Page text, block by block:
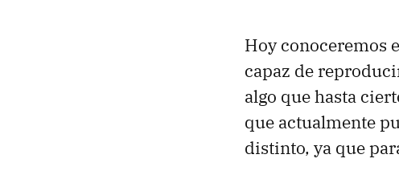
Hoy conoceremos
capaz de
algo que hasta
que actualmente
distinto, ya que